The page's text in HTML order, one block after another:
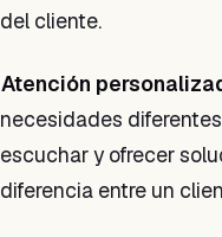
del cliente.
Atención
necesidades
escuchar y ofrecer
diferencia entre un